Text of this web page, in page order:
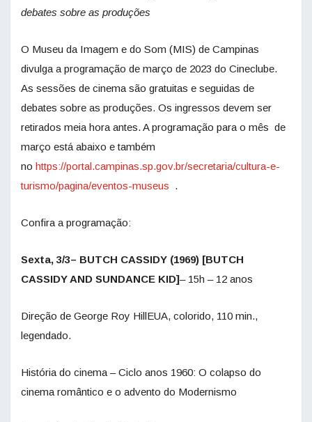
debates sobre as produções
O Museu da Imagem e do Som (MIS) de Campinas
divulga a programação de março de 2023 do Cineclube.
As sessões de cinema são gratuitas e seguidas de
debates sobre as produções. Os ingressos devem ser
retirados meia hora antes. A programação para o mês de
março está abaixo e também
no https://portal.campinas.sp.gov.br/secretaria/cultura-e-
turismo/pagina/eventos-museus .
Confira a programação:
Sexta, 3/3– BUTCH CASSIDY (1969) [BUTCH
CASSIDY AND SUNDANCE KID]– 15h – 12 anos
Direção de George Roy HillEUA, colorido, 110 min.,
legendado.
História do cinema – Ciclo anos 1960: O colapso do
cinema romântico e o advento do Modernismo